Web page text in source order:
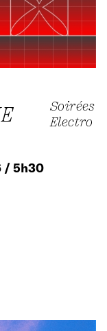
Soirées
Electro
/ 5h30